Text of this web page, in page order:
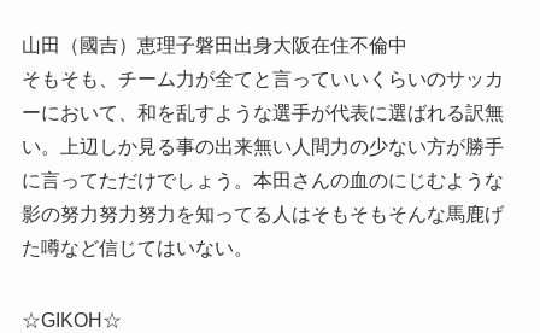
山田（國吉）恵理子磐田出身大阪在住不倫中
そもそも、チーム力が全てと言っていいくらいのサッカ
ーにおいて、和を乱すような選手が代表に選ばれる訳無
い。上辺しか見る事の出来無い人間力の少ない方が勝手
に言ってただけでしょう。本田さんの血のにじむような
影の努力努力努力を知ってる人はそもそもそんな馬鹿げ
た噂など信じてはいない。
☆GIKOH☆